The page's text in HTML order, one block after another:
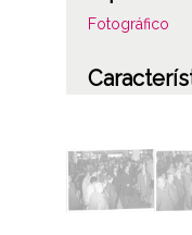
Fotográfico
Fecha
19670130